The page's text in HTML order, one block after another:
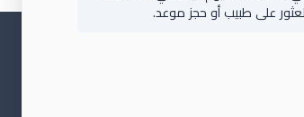
ليصلك كل جديد عن
على طبيب أو حجز موعد.